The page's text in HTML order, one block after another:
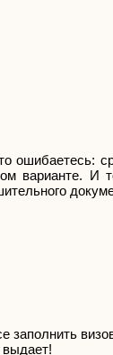
ошибаетесь:
варианте. И
заполнить
выдает!